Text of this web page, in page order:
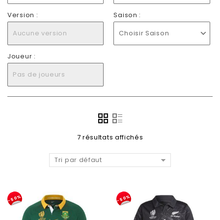
Version :
Aucune version
Saison :
Choisir Saison
Joueur :
Pas de joueurs
7 résultats affichés
Tri par défaut
-50% -50%